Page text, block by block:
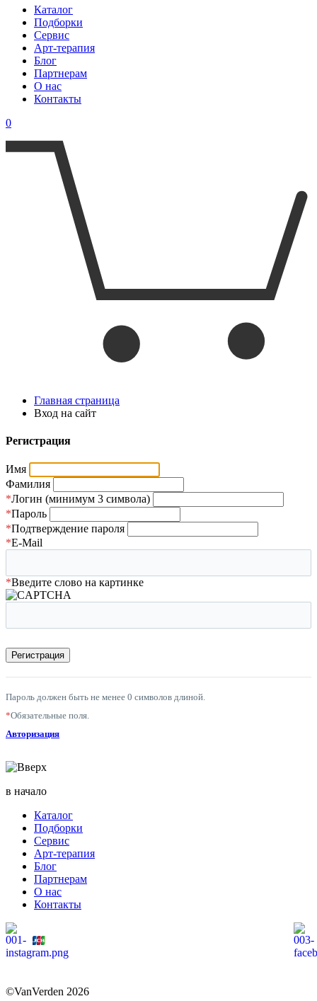
Каталог
Подборки
Сервис
Арт-терапия
Блог
Партнерам
О нас
Контакты
0
Главная страница
Вход на сайт
Регистрация
Имя
Фамилия
*Логин (минимум 3 символа)
*Пароль
*Подтверждение пароля
*E-Mail
*Введите слово на картинке
Пароль должен быть не менее 0 символов длиной.
*Обязательные поля.
Авторизация
в начало
Каталог
Подборки
Сервис
Арт-терапия
Блог
Партнерам
О нас
Контакты
©VanVerden 2026